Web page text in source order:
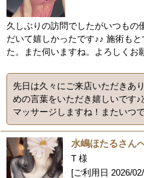
久しぶりの訪問でしたがいつもの
だいて嬉しかったです♪♪ 施術も
た。また伺いますね。よろしくお
先日は久々にご来店いただきあ
めの言葉をいただき嬉しいです
マッサージしますね！またいつ
水嶋ほたるさん
T 様
[ご利用日 2026/